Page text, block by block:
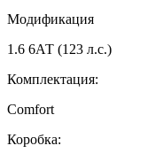
Модификация
1.6 6АТ (123 л.с.)
Комплектация:
Comfort
Коробка: